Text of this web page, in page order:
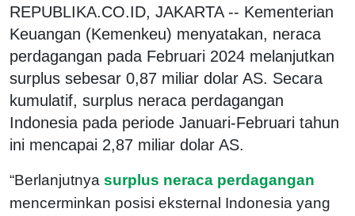
REPUBLIKA.CO.ID, JAKARTA -- Kementerian
Keuangan (Kemenkeu) menyatakan, neraca
perdagangan pada Februari 2024 melanjutkan
surplus sebesar 0,87 miliar dolar AS. Secara
kumulatif, surplus neraca perdagangan
Indonesia pada periode Januari-Februari tahun
ini mencapai 2,87 miliar dolar AS.
“Berlanjutnya surplus neraca perdagangan
mencerminkan posisi eksternal Indonesia yang